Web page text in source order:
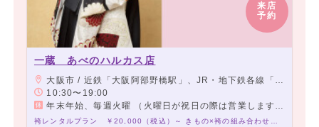
来店
予約
一蔵 あべのハルカス店
大阪市 / 近鉄「大阪阿部野橋駅」、JR・地下鉄各線「天王寺駅」、阪堺上町線「天王寺駅前駅」 よりすぐ
10:30〜19:00
年末年始、毎週火曜 （火曜日が祝日の際は営業します。）